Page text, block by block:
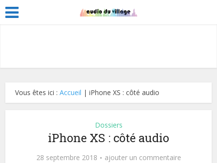
Vous êtes ici :Accueil |iPhone XS : côté audio
Dossiers
iPhone XS : côté audio
28 septembre 2018
ajouter un commentaire